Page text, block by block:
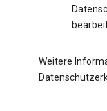
Weitere